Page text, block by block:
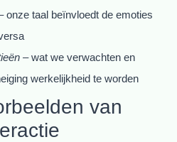
onze taal beïnvloedt de emoties
– wat we verwachten en
werkelijkheid te worden
van